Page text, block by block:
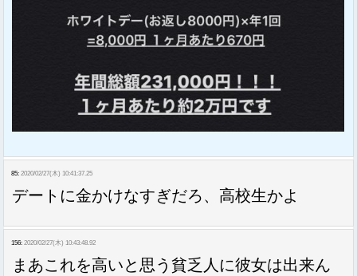
85: 2020/02/27(木) 10:41:37.25
デートに金かけなすぎだろ、高校生かよ
156: 2020/02/27(木) 10:43:48.92
まあこれを高いと思う貧乏人に彼女は出来ん